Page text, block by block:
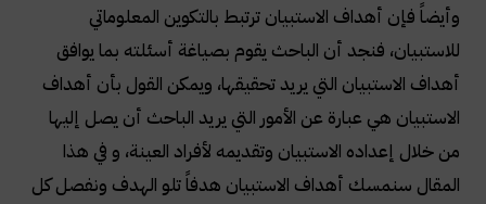
وأيضاً فإن أهداف الاستبيان ترتبط بالتكوين المعلوماتي
للاستبيان، فنجد أن الباحث يقوم بصياغة أسئلته بما يوافق
أهداف الاستبيان التي يريد تحقيقها، ويمكن القول بأن أهداف
الاستبيان هي عبارة عن الأمور التي يريد الباحث أن يصل إليها
من خلال إعداده الاستبيان وتقديمه لأفراد العينة، و في هذا
المقال سنمسك أهداف الاستبيان هدفاً تلو الهدف ونفصل كل